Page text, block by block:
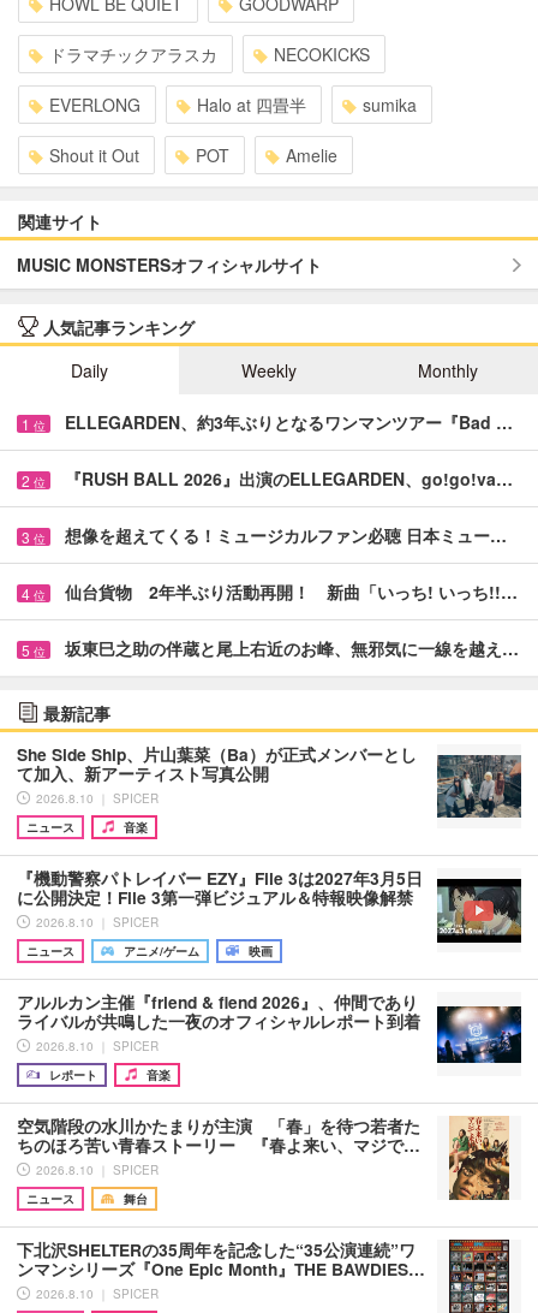
ドラマチックアラスカ NECOKICKS
EVERLONG Halo at 四畳半 sumika
Shout it Out POT Amelie
関連サイト
MUSIC MONSTERSオフィシャルサイト
人気記事ランキング
Daily
Weekly Monthly
1 位 ELLEGARDEN、約3年ぶりとなるワンマンツアー『Bad …
2 位 『RUSH BALL 2026』出演のELLEGARDEN、go!go!va…
3 位 想像を超えてくる！ミュージカルファン必聴 日本ミュー…
4 位 仙台貨物 2年半ぶり活動再開！ 新曲「いっち! いっち!!…
5 位 坂東巳之助の伴蔵と尾上右近のお峰、無邪気に一線を越え…
最新記事
She Side Ship、片山葉菜（Ba）が正式メンバーとし
て加入、新アーティスト写真公開
2026.8.10 ｜ SPICER
ニュース
音楽
『機動警察パトレイバー EZY』File 3は2027年3月5日
に公開決定！File 3第一弾ビジュアル＆特報映像解禁
2026.8.10 ｜ SPICER
ニュース
アニメ/ゲーム 映画
アルルカン主催『friend & fiend 2026』、仲間であり
ライバルが共鳴した一夜のオフィシャルレポート到着
2026.8.10 ｜ SPICER
レポート
音楽
空気階段の水川かたまりが主演 「春」を待つ若者た
ちのほろ苦い青春ストーリー 『春よ来い、マジで…
2026.8.10 ｜ SPICER
ニュース
舞台
下北沢SHELTERの35周年を記念した“35公演連続”ワ
ンマンシリーズ『One Epic Month』THE BAWDIES…
2026.8.10 ｜ SPICER